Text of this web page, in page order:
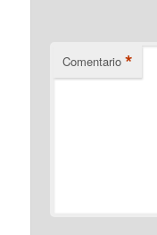
Comentario *